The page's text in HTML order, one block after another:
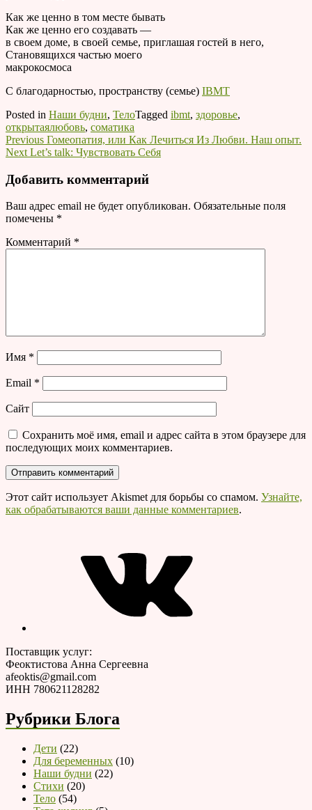
Как же ценно в том месте бывать
Как же ценно его создавать —
в своем доме, в своей семье, приглашая гостей в него,
Становящихся частью моего
макрокосмоса
С благодарностью, пространству (семье) IBMT
Posted in Наши будни, ТелоTagged ibmt, здоровье,
открытаялюбовь, соматика
Навигация
по
записям
Previous Previous
post:
Гомеопатия, или Как Лечиться Из Любви. Наш опыт.
Next Next
Let’s talk: Чувствовать Себя
Добавить комментарий
Ваш адрес email не будет опубликован. Обязательные поля
помечены *
Комментарий *
Имя *
Email *
Сайт
Сохранить моё имя, email и адрес сайта в этом браузере для
последующих моих комментариев.
Этот сайт использует Akismet для борьбы со спамом. Узнайте,
как обрабатываются ваши данные комментариев.
Поставщик услуг:
Феоктистова Анна Сергеевна
afeoktis@gmail.com
ИНН 780621128282
Рубрики Блога
Дети (22)
Для беременных (10)
Наши будни (22)
Стихи (20)
Тело (54)